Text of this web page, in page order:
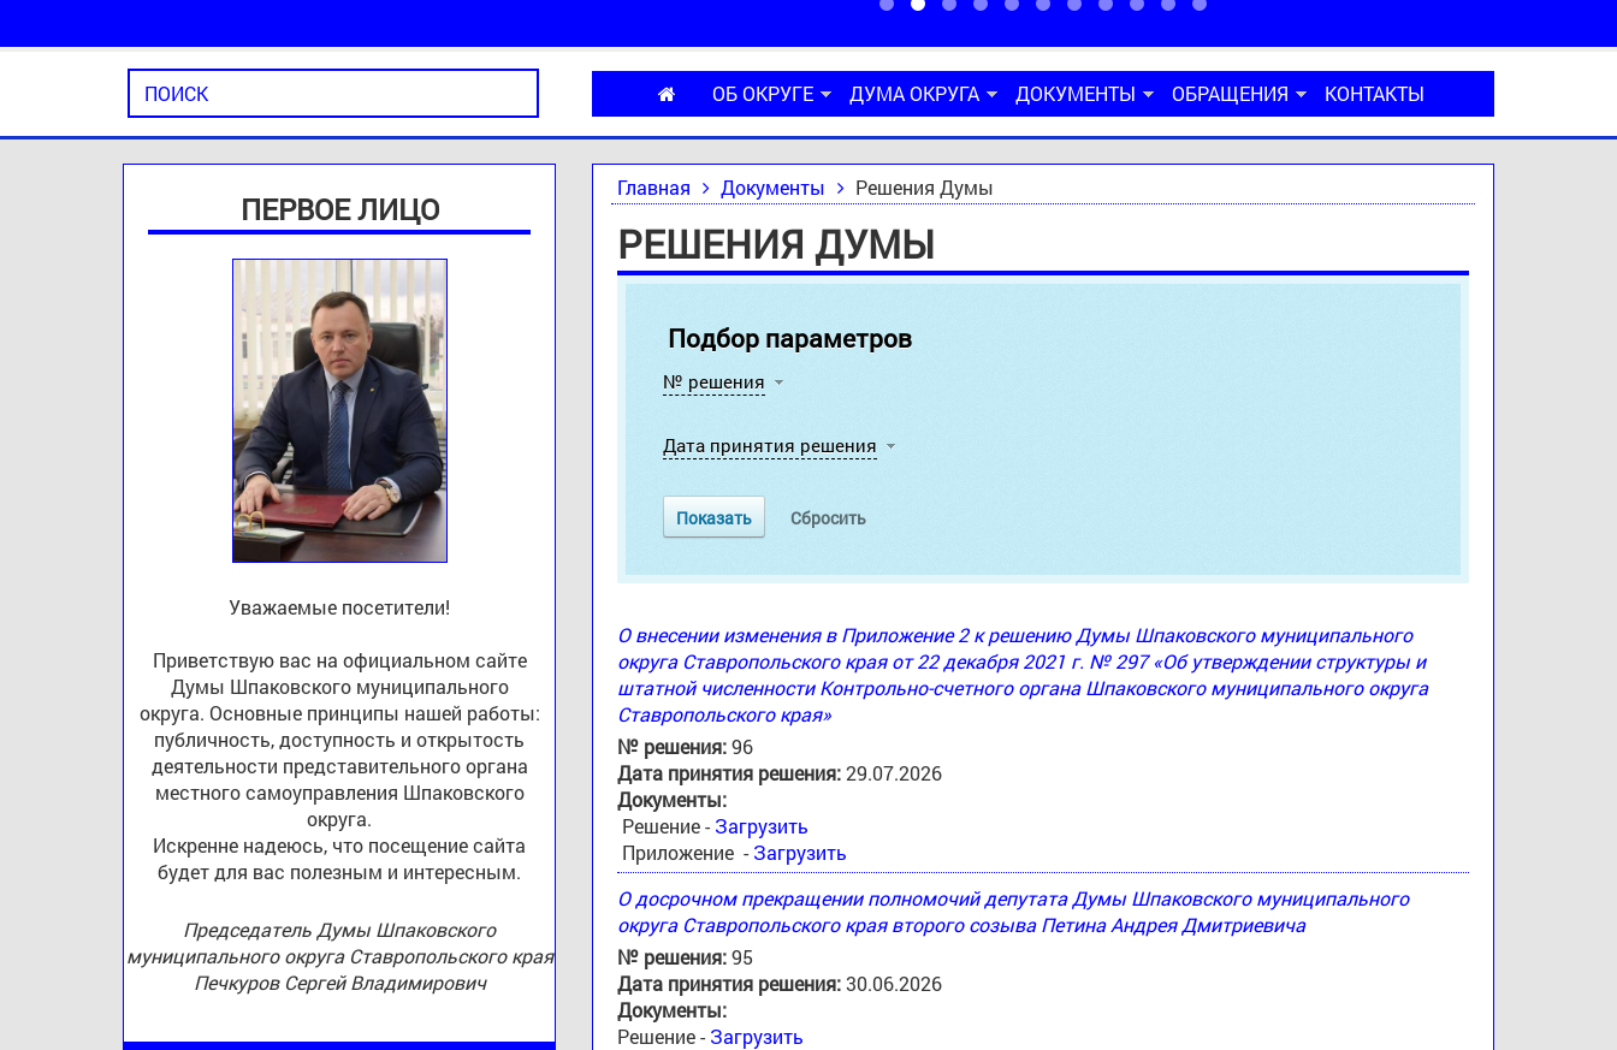
ОБ ОКРУГЕ ДУМА ОКРУГА ДОКУМЕНТЫ ОБРАЩЕНИЯ КОНТАКТЫ
ПЕРВОЕ ЛИЦО
Уважаемые посетители!
Приветствую вас на официальном сайте
Думы Шпаковского муниципального
округа. Основные принципы нашей работы:
публичность, доступность и открытость
деятельности представительного органа
местного самоуправления Шпаковского
округа.
Искренне надеюсь, что посещение сайта
будет для вас полезным и интересным.
Председатель Думы Шпаковского
муниципального округа Ставропольского края
Печкуров Сергей Владимирович
Главная Документы Решения Думы
РЕШЕНИЯ ДУМЫ
Подбор параметров
№ решения
Дата принятия решения
О внесении изменения в Приложение 2 к решению Думы Шпаковского муниципального
округа Ставропольского края от 22 декабря 2021 г. № 297 «Об утверждении структуры и
штатной численности Контрольно-счетного органа Шпаковского муниципального округа
Ставропольского края»
№ решения:96
Дата принятия решения:29.07.2026
Документы:
Решение - Загрузить
Приложение - Загрузить
О досрочном прекращении полномочий депутата Думы Шпаковского муниципального
округа Ставропольского края второго созыва Петина Андрея Дмитриевича
№ решения:95
Дата принятия решения:30.06.2026
Документы:
Решение - Загрузить